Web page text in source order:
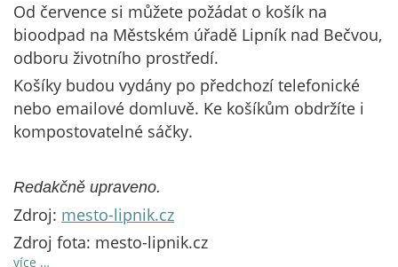
Od července si můžete požádat o košík na
bioodpad na Městském úřadě Lipník nad Bečvou,
odboru životního prostředí.
Košíky budou vydány po předchozí telefonické
nebo emailové domluvě. Ke košíkům obdržíte i
kompostovatelné sáčky.
Redakčně upraveno.
Zdroj: mesto-lipnik.cz
Zdroj fota: mesto-lipnik.cz
více …